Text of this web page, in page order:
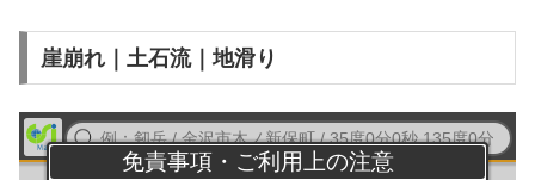
崖崩れ｜土石流｜地滑り